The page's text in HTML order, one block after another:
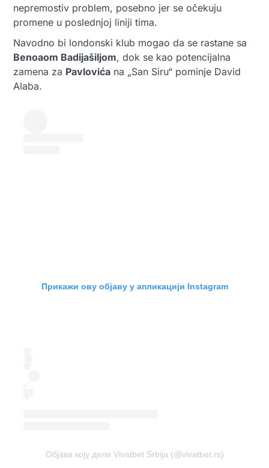
nepremostiv problem, posebno jer se očekuju
promene u poslednjoj liniji tima.
Navodno bi londonski klub mogao da se rastane sa
Benoaom Badijašiljom, dok se kao potencijalna
zamena za Pavlovića na „San Siru“ pominje David
Alaba.
Прикажи ову објаву у апликацији Instagram
Објава коју дели Vivatbet Srbija (@vivatbet.rs)